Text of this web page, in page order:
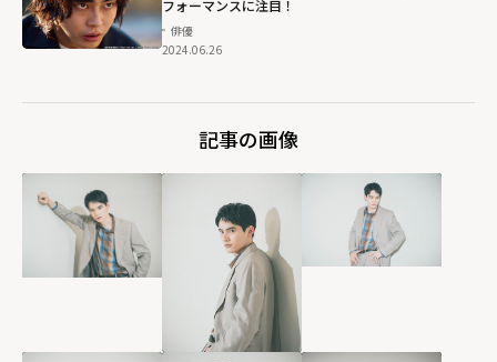
フォーマンスに注目！
俳優
2024.06.26
記事の画像